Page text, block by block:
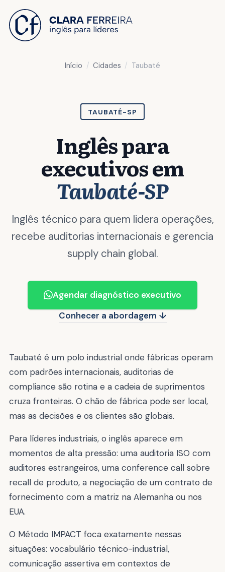
Início Cidades Taubaté
TAUBATÉ-SP
Inglês para
executivos em
Taubaté-SP
Inglês técnico para quem lidera operações,
recebe auditorias internacionais e gerencia
supply chain global.
Agendar diagnóstico executivo
Conhecer a abordagem ↓
Taubaté é um polo industrial onde fábricas operam
com padrões internacionais, auditorias de
compliance são rotina e a cadeia de suprimentos
cruza fronteiras. O chão de fábrica pode ser local,
mas as decisões e os clientes são globais.
Para líderes industriais, o inglês aparece em
momentos de alta pressão: uma auditoria ISO com
auditores estrangeiros, uma conference call sobre
recall de produto, a negociação de um contrato de
fornecimento com a matriz na Alemanha ou nos
EUA.
O Método IMPACT foca exatamente nessas
situações: vocabulário técnico-industrial,
comunicação assertiva em contextos de